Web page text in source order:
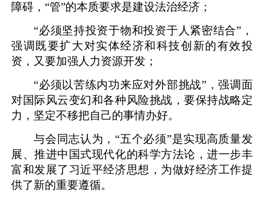
障碍，“管”的本质要求是建设法治经济；
“必须坚持投资于物和投资于人紧密结合”，
强调既要扩大对实体经济和科技创新的有效投
资，又要加强人力资源开发；
“必须以苦练内功来应对外部挑战”，强调面
对国际风云变幻和各种风险挑战，要保持战略定
力，坚定不移把自己的事情办好。
与会同志认为，“五个必须”是实现高质量发
展、推进中国式现代化的科学方法论，进一步丰
富和发展了习近平经济思想，为做好经济工作提
供了新的重要遵循。